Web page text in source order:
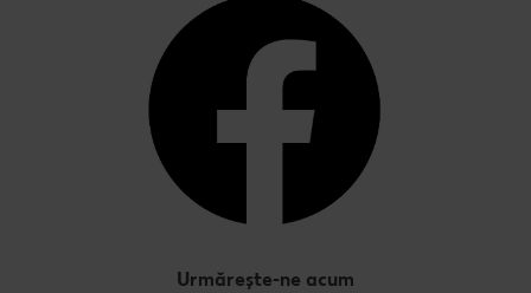
Urmărește-ne acum